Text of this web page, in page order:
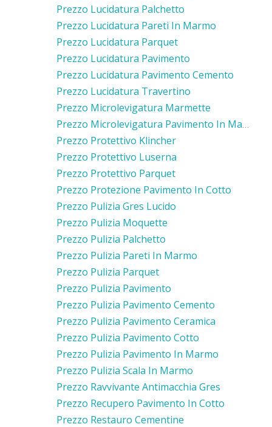
Prezzo Lucidatura Palchetto
Prezzo Lucidatura Pareti In Marmo
Prezzo Lucidatura Parquet
Prezzo Lucidatura Pavimento
Prezzo Lucidatura Pavimento Cemento
Prezzo Lucidatura Travertino
Prezzo Microlevigatura Marmette
Prezzo Microlevigatura Pavimento In Marmo
Prezzo Protettivo Klincher
Prezzo Protettivo Luserna
Prezzo Protettivo Parquet
Prezzo Protezione Pavimento In Cotto
Prezzo Pulizia Gres Lucido
Prezzo Pulizia Moquette
Prezzo Pulizia Palchetto
Prezzo Pulizia Pareti In Marmo
Prezzo Pulizia Parquet
Prezzo Pulizia Pavimento
Prezzo Pulizia Pavimento Cemento
Prezzo Pulizia Pavimento Ceramica
Prezzo Pulizia Pavimento Cotto
Prezzo Pulizia Pavimento In Marmo
Prezzo Pulizia Scala In Marmo
Prezzo Ravvivante Antimacchia Gres
Prezzo Recupero Pavimento In Cotto
Prezzo Restauro Cementine